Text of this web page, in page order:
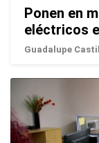
Ponen en
eléctricos
Guadalupe